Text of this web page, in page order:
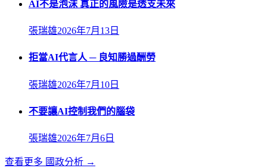
AI不是泡沫 真正的風險是透支未來
張瑞雄2026年7月13日
拒當AI代言人 ─ 良知勝過酬勞
張瑞雄2026年7月10日
不要讓AI控制我們的腦袋
張瑞雄2026年7月6日
查看更多 國政分析 →